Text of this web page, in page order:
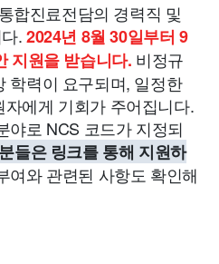
합진료전담의 경력직 및
.2024년 8월 30일부터 9
지원을 받습니다. 비정규
학력이 요구되며, 일정한
에게 기회가 주어집니다.
야로 NCS 코드가 지정되
들은 링크를 통해 지원하
여와 관련된 사항도 확인해